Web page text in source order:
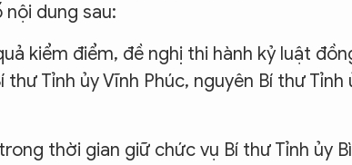
dung sau:
kiểm điểm, đề nghị thi hành kỷ luật
Tỉnh ủy Vĩnh Phúc, nguyên Bí thư Tỉnh
thời gian giữ chức vụ Bí thư Tỉnh ủy